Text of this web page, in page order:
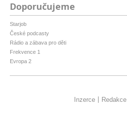
Doporučujeme
Starjob
České podcasty
Rádio a zábava pro děti
Frekvence 1
Evropa 2
Inzerce Redakce